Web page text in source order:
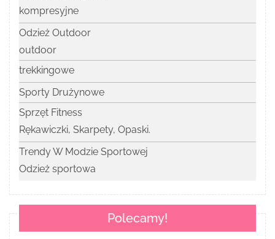
kompresyjne
Odzież Outdoor
outdoor
trekkingowe
Sporty Drużynowe
Sprzęt Fitness
Rękawiczki, Skarpety, Opaski.
Trendy W Modzie Sportowej
Odzież sportowa
Polecamy!